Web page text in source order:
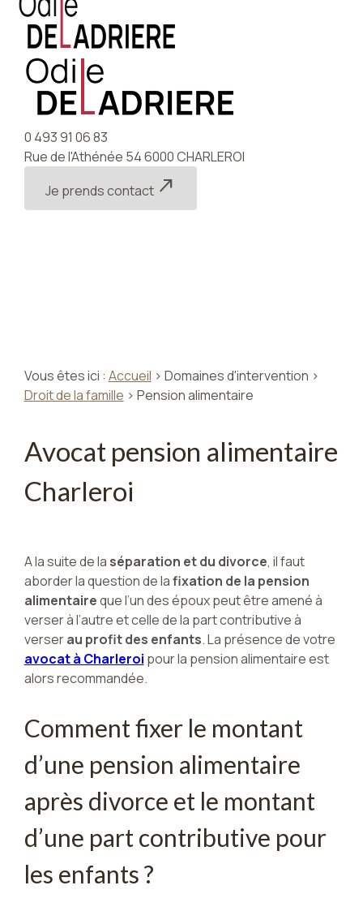
0 493 91 06 83
Rue de l'Athénée 546000 CHARLEROI
Je prends contact north_east
Vous êtes ici : Accueil > Domaines d'intervention >
Droit de la famille > Pension alimentaire
Avocat pension alimentaire
Charleroi
A la suite de la séparation et du divorce, il faut
aborder la question de lafixation de la pension
alimentaireque l’un des époux peut être amené à
verser à l’autre et celle de la part contributive à
verserau profit des enfants. La présence de votre
avocat à Charleroi pour la pension alimentaire est
alors recommandée.
Comment fixer le montant
d’une pension alimentaire
après divorce et le montant
d’une part contributive pour
les enfants ?
Panneau de gestion des cookies